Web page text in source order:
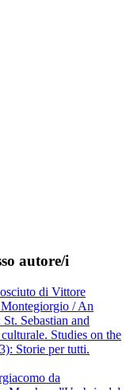
autore/i
di Vittore
/ An
Sebastian and
Studies on the
Storie per tutti.
da